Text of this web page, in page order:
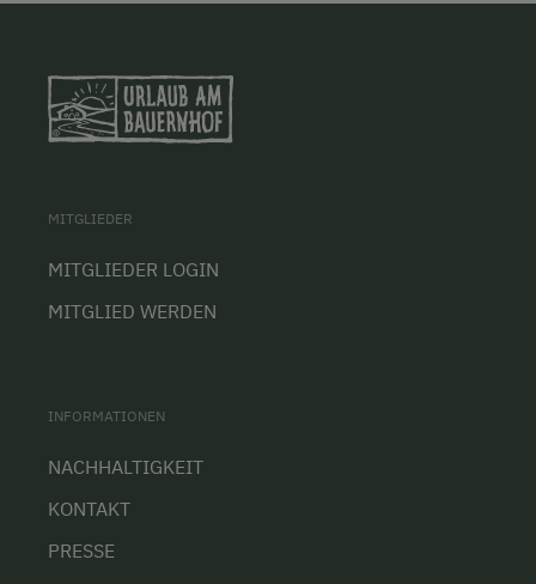
MITGLIEDER
MITGLIEDER LOGIN
MITGLIED WERDEN
INFORMATIONEN
NACHHALTIGKEIT
KONTAKT
PRESSE